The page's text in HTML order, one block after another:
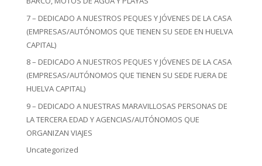
7 – DEDICADO A NUESTROS PEQUES Y JÓVENES DE LA CASA
(EMPRESAS/AUTÓNOMOS QUE TIENEN SU SEDE EN HUELVA
CAPITAL)
8 – DEDICADO A NUESTROS PEQUES Y JÓVENES DE LA CASA
(EMPRESAS/AUTÓNOMOS QUE TIENEN SU SEDE FUERA DE
HUELVA CAPITAL)
9 – DEDICADO A NUESTRAS MARAVILLOSAS PERSONAS DE
LA TERCERA EDAD Y AGENCIAS/AUTÓNOMOS QUE
ORGANIZAN VIAJES
Uncategorized